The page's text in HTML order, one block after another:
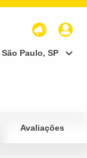
São Paulo, SP
Avaliações